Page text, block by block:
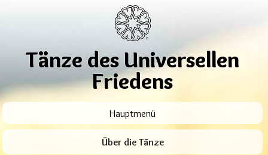
Tänze des Universellen
Friedens
Hauptmenü
Über die Tänze